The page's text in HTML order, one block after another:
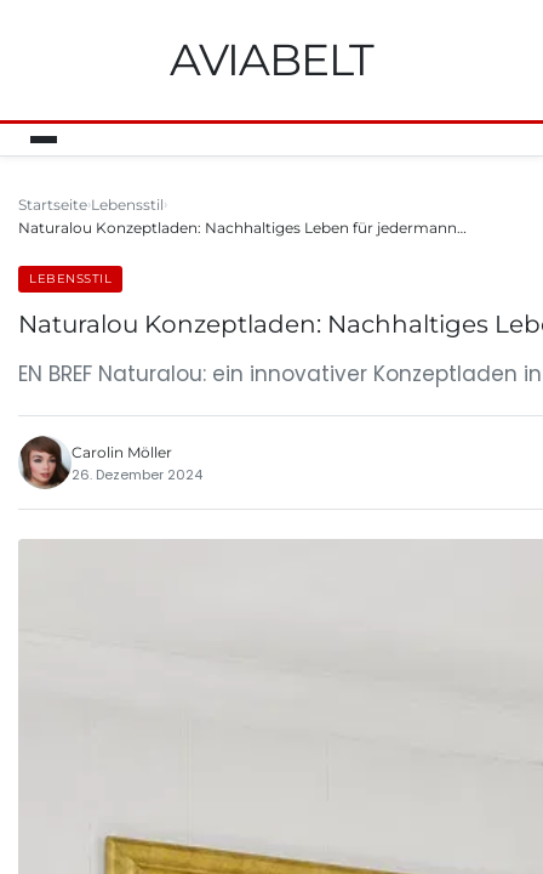
AVIABELT
Startseite Lebensstil
Naturalou Konzeptladen: Nachhaltiges Leben für jedermann…
LEBENSSTIL
Naturalou Konzeptladen: Nachhaltiges
EN BREF Naturalou: ein innovativer
Carolin Möller
26. Dezember 2024